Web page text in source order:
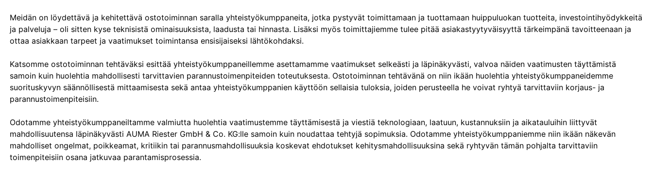
Meidän on löydettävä ja kehitettävä ostotoiminnan saralla yhteistyökumppaneita, jotka pystyvät toimittamaan ja tuottamaan huippuluokan tuotteita, investointihyödykkeitä
ja palveluja – oli sitten kyse teknisistä ominaisuuksista, laadusta tai hinnasta. Lisäksi myös toimittajiemme tulee pitää asiakastyytyväisyyttä tärkeimpänä tavoitteenaan ja
ottaa asiakkaan tarpeet ja vaatimukset toimintansa ensisijaiseksi lähtökohdaksi.
Katsomme ostotoiminnan tehtäväksi esittää yhteistyökumppaneillemme asettamamme vaatimukset selkeästi ja läpinäkyvästi, valvoa näiden vaatimusten täyttämistä
samoin kuin huolehtia mahdollisesti tarvittavien parannustoimenpiteiden toteutuksesta. Ostotoiminnan tehtävänä on niin ikään huolehtia yhteistyökumppaneidemme
suorituskyvyn säännöllisestä mittaamisesta sekä antaa yhteistyökumppanien käyttöön sellaisia tuloksia, joiden perusteella he voivat ryhtyä tarvittaviin korjaus- ja
parannustoimenpiteisiin.
Odotamme yhteistyökumppaneiltamme valmiutta huolehtia vaatimustemme täyttämisestä ja viestiä teknologiaan, laatuun, kustannuksiin ja aikatauluihin liittyvät
mahdollisuutensa läpinäkyvästi AUMA Riester GmbH & Co. KG:lle samoin kuin noudattaa tehtyjä sopimuksia. Odotamme yhteistyökumppaniemme niin ikään näkevän
mahdolliset ongelmat, poikkeamat, kritiikin tai parannusmahdollisuuksia koskevat ehdotukset kehitysmahdollisuuksina sekä ryhtyvän tämän pohjalta tarvittaviin
toimenpiteisiin osana jatkuvaa parantamisprosessia.